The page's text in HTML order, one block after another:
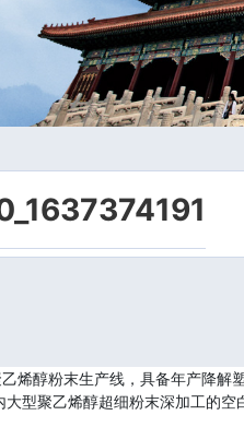
烯醇粉末生产线，具备年产降
型聚乙烯醇超细粉末深加工的空